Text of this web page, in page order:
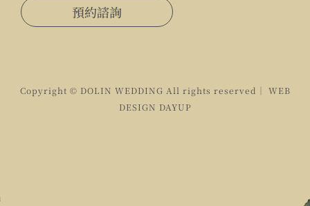
預約諮詢
Copyright © DOLIN WEDDING All rights reserved｜ WEB
DESIGN DAYUP